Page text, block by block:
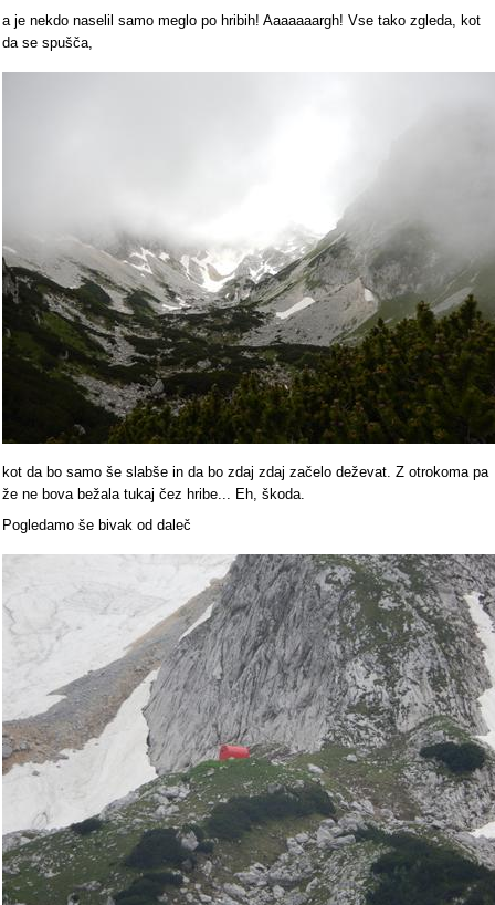
a je nekdo naselil samo meglo po hribih! Aaaaaaargh! Vse tako zgleda, kot
da se spušča,
kot da bo samo še slabše in da bo zdaj zdaj začelo deževat. Z otrokoma pa
že ne bova bežala tukaj čez hribe... Eh, škoda.
Pogledamo še bivak od daleč